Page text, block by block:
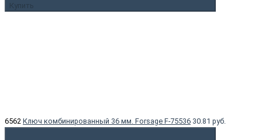
Купить
6562 Ключ комбинированный 36 мм. Forsage F-75536 30.81 руб.